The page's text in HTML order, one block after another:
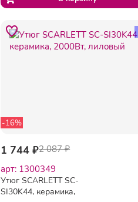
-16%
1 744 ₽2 087 ₽
арт: 1300349
Утюг SCARLETT SC-
SI30K44, керамика,